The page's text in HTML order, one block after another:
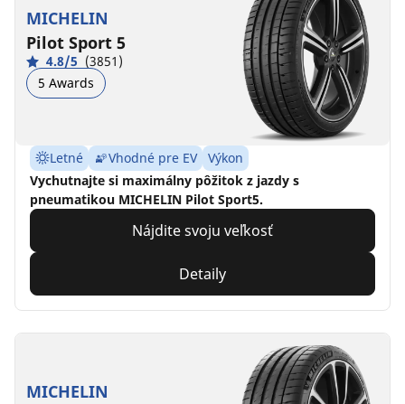
MICHELIN
Pilot Sport 5
4.8/5 (3851)
5 Awards
Letné Vhodné pre EV
Výkon
Vychutnajte si maximálny pôžitok z jazdy s
pneumatikou MICHELIN Pilot Sport5.
Nájdite svoju veľkosť
Detaily
MICHELIN